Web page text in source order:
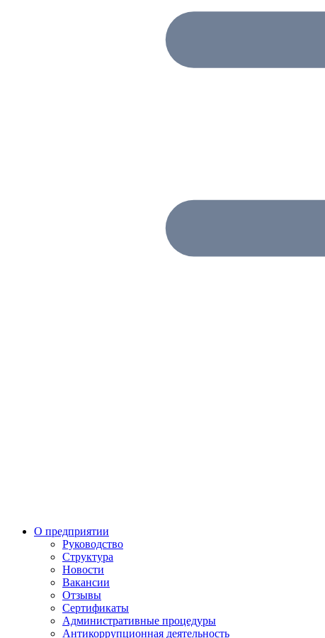
О предприятии
Руководство
Структура
Новости
Вакансии
Отзывы
Сертификаты
Административные процедуры
Антикоррупционная деятельность